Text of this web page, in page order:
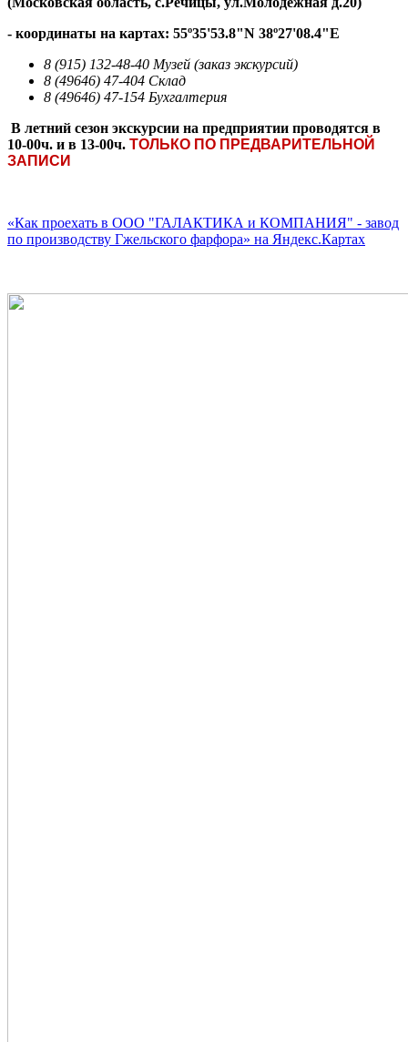
- координаты на картах: 55º35'53.8"N 38º27'08.4"E
8 (915) 132-48-40 Музей (заказ экскурсий)
8 (49646) 47-404 Склад
8 (49646) 47-154 Бухгалтерия
В летний сезон экскурсии на предприятии проводятся в
10-00ч. и в 13-00ч. ТОЛЬКО ПО ПРЕДВАРИТЕЛЬНОЙ
ЗАПИСИ
«Как проехать в ООО "ГАЛАКТИКА и КОМПАНИЯ" - завод
по производству Гжельского фарфора» на Яндекс.Картах